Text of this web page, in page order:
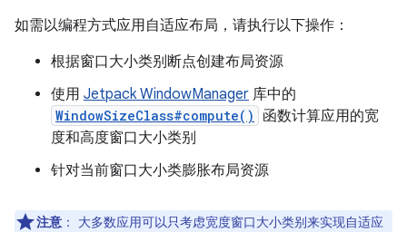
如需以编程方式应用自适应布局，请执行以下操作：
根据窗口大小类别断点创建布局资源
使用 Jetpack WindowManager 库中的
WindowSizeClass#compute()
函数计算应用的宽
度和高度窗口大小类别
针对当前窗口大小类膨胀布局资源
注意 ：
大多数应用可以只考虑宽度窗口大小类别来实现自适应